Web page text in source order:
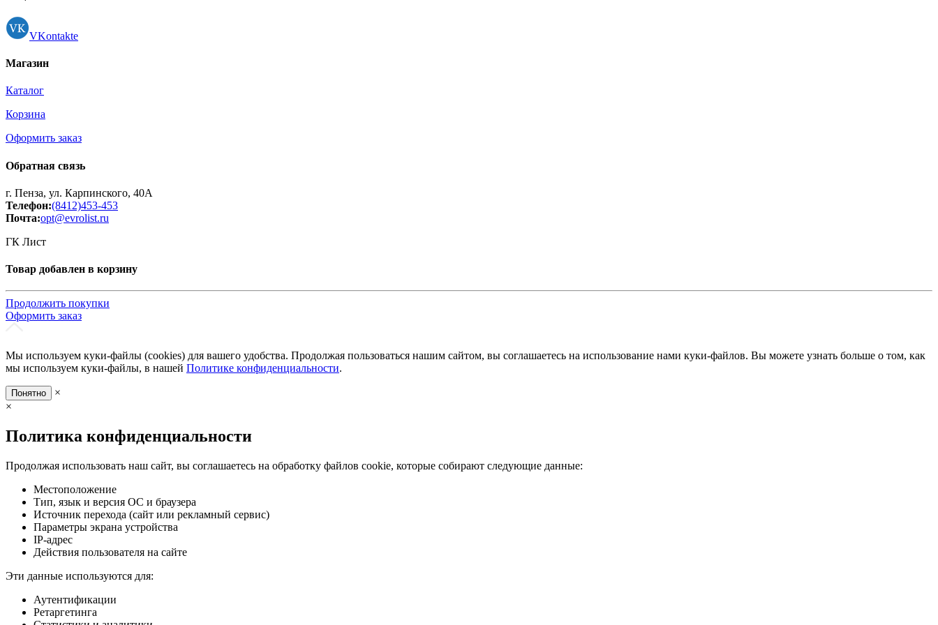
VKontakte
Магазин
Каталог
Корзина
Оформить заказ
Обратная связь
г. Пенза, ул. Карпинского, 40А
Телефон:(8412)453-453
Почта:opt@evrolist.ru
ГК Лист
Товар добавлен в корзину
Продолжить покупки
Оформить заказ
Мы используем куки-файлы (cookies) для вашего удобства. Продолжая пользоваться нашим сайтом, вы соглашаетесь на использование нами куки-файлов. Вы можете узнать больше о том, как
мы используем куки-файлы, в нашей Политике конфиденциальности.
Понятно
×
×
Политика конфиденциальности
Продолжая использовать наш сайт, вы соглашаетесь на обработку файлов cookie, которые собирают следующие данные:
Местоположение
Тип, язык и версия ОС и браузера
Источник перехода (сайт или рекламный сервис)
Параметры экрана устройства
IP-адрес
Действия пользователя на сайте
Эти данные используются для:
Аутентификации
Ретаргетинга